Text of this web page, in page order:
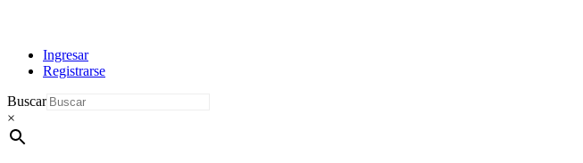
Ingresar
Registrarse
Buscar
×